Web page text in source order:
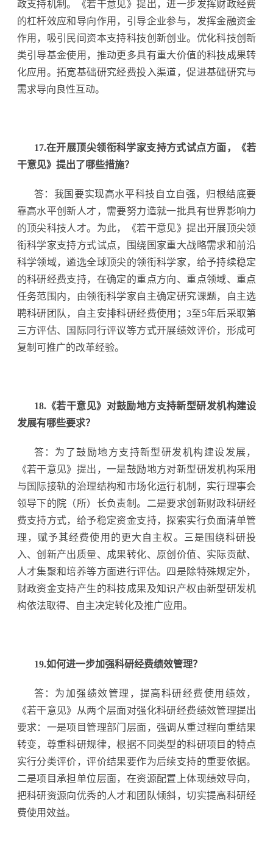
政支持机制。《若干意见》提出，进一步发挥财政经费
的杠杆效应和导向作用，引导企业参与，发挥金融资金
作用，吸引民间资本支持科技创新创业。优化科技创新
类引导基金使用，推动更多具有重大价值的科技成果转
化应用。拓宽基础研究经费投入渠道，促进基础研究与
需求导向良性互动。
17.在开展顶尖领衔科学家支持方式试点方面，《若
干意见》提出了哪些措施？
答：我国要实现高水平科技自立自强，归根结底要
靠高水平创新人才，需要努力造就一批具有世界影响力
的顶尖科技人才。为此，《若干意见》提出开展顶尖领
衔科学家支持方式试点，围绕国家重大战略需求和前沿
科学领域，遴选全球顶尖的领衔科学家，给予持续稳定
的科研经费支持，在确定的重点方向、重点领域、重点
任务范围内，由领衔科学家自主确定研究课题，自主选
聘科研团队，自主安排科研经费使用；3至5年后采取第
三方评估、国际同行评议等方式开展绩效评价，形成可
复制可推广的改革经验。
18.《若干意见》对鼓励地方支持新型研发机构建设
发展有哪些要求？
答：为了鼓励地方支持新型研发机构建设发展，
《若干意见》提出，一是鼓励地方对新型研发机构采用
与国际接轨的治理结构和市场化运行机制，实行理事会
领导下的院（所）长负责制。二是要求创新财政科研经
费支持方式，给予稳定资金支持，探索实行负面清单管
理，赋予其经费使用的更大自主权。三是围绕科研投
入、创新产出质量、成果转化、原创价值、实际贡献、
人才集聚和培养等方面进行评估。四是除特殊规定外，
财政资金支持产生的科技成果及知识产权由新型研发机
构依法取得、自主决定转化及推广应用。
19.如何进一步加强科研经费绩效管理？
答：为加强绩效管理，提高科研经费使用绩效，
《若干意见》从两个层面对强化科研经费绩效管理提出
要求：一是项目管理部门层面，强调从重过程向重结果
转变，尊重科研规律，根据不同类型的科研项目的特点
实行分类评价，评价结果要作为后续支持的重要依据。
二是项目承担单位层面，在资源配置上体现绩效导向，
把科研资源向优秀的人才和团队倾斜，切实提高科研经
费使用效益。